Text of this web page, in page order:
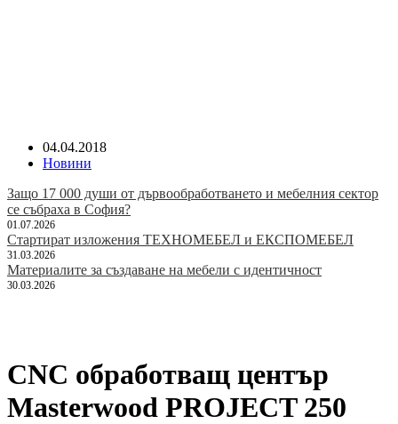
04.04.2018
Новини
Защо 17 000 души от дървообработването и мебелния сектор
се събраха в София?
01.07.2026
Стартират изложения ТЕХНОМЕБЕЛ и ЕКСПОМЕБЕЛ
31.03.2026
Материалите за създаване на мебели с идентичност
30.03.2026
CNC обработващ център
Masterwood PROJECT 250